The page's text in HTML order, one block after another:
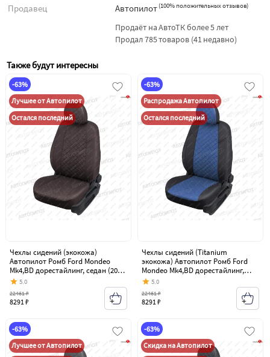
Продавец
Автопилот (100% положительных отзывов)
Продаёт на АвтоТК более 5 лет
Продал 785 товаров (41 недавно)
Также будут интересны
-63%
Лучшее от Автопилот
Остался последний
Чехлы сидений (экокожа)
Автопилот Ромб Ford Mondeo
Mk4,BD дорестайлинг, седан (2007-
2010)
5.0
8291 ₽
22461 ₽
-63%
Распродажа Автопилот
Остался последний
Чехлы сидений (Titanium
экокожа) Автопилот Ромб Ford
Mondeo Mk4,BD дорестайлинг,
седан (2007-2010)
5.0
8291 ₽
22461 ₽
-63%
Лучшее от Автопилот
-63%
Скидка на Автопилот